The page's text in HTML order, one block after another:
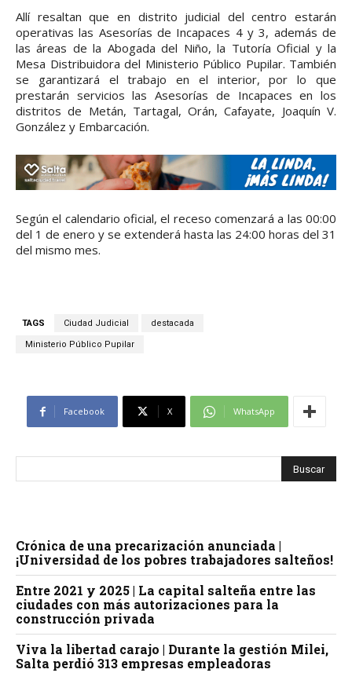
Allí resaltan que en distrito judicial del centro estarán
operativas las Asesorías de Incapaces 4 y 3, además de
las áreas de la Abogada del Niño, la Tutoría Oficial y la
Mesa Distribuidora del Ministerio Público Pupilar. También
se garantizará el trabajo en el interior, por lo que
prestarán servicios las Asesorías de Incapaces en los
distritos de Metán, Tartagal, Orán, Cafayate, Joaquín V.
González y Embarcación.
Según el calendario oficial, el receso comenzará a las 00:00
del 1 de enero y se extenderá hasta las 24:00 horas del 31
del mismo mes.
TAGS Ciudad Judicial destacada
Ministerio Público Pupilar
Facebook X WhatsApp
Crónica de una precarización anunciada |
¡Universidad de los pobres trabajadores salteños!
Entre 2021 y 2025 | La capital salteña entre las
ciudades con más autorizaciones para la
construcción privada
Viva la libertad carajo | Durante la gestión Milei,
Salta perdió 313 empresas empleadoras